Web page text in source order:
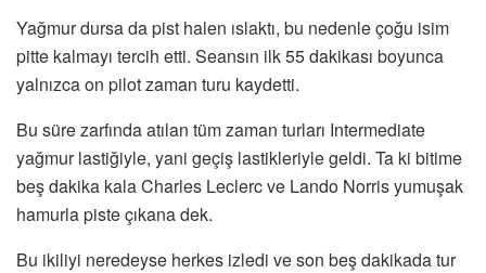
Yağmur dursa da pist halen ıslaktı, bu nedenle çoğu isim
pitte kalmayı tercih etti. Seansın ilk 55 dakikası boyunca
yalnızca on pilot zaman turu kaydetti.
Bu süre zarfında atılan tüm zaman turları Intermediate
yağmur lastiğiyle, yani geçiş lastikleriyle geldi. Ta ki bitime
beş dakika kala Charles Leclerc ve Lando Norris yumuşak
hamurla piste çıkana dek.
Bu ikiliyi neredeyse herkes izledi ve son beş dakikada tur